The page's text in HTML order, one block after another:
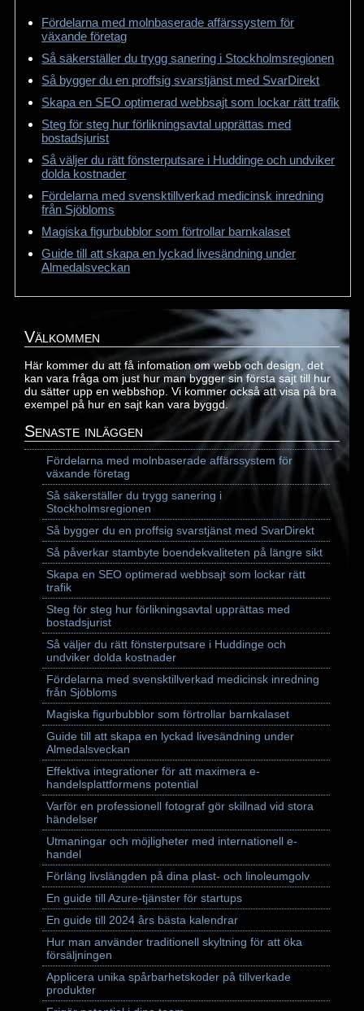
Fördelarna med molnbaserade affärssystem för
växande företag
Så säkerställer du trygg sanering i Stockholmsregionen
Så bygger du en proffsig svarstjänst med SvarDirekt
Skapa en SEO optimerad webbsajt som lockar rätt trafik
Steg för steg hur förlikningsavtal upprättas med
bostadsjurist
Så väljer du rätt fönsterputsare i Huddinge och undviker
dolda kostnader
Fördelarna med svensktillverkad medicinsk inredning
från Sjöbloms
Magiska figurbubblor som förtrollar barnkalaset
Guide till att skapa en lyckad livesändning under
Almedalsveckan
Välkommen
Här kommer du att få infomation om webb och design, det
kan vara fråga om just hur man bygger sin första sajt till hur
du sätter upp en webbshop. Vi kommer också att visa på bra
exempel på hur en sajt kan vara byggd.
Senaste inläggen
Fördelarna med molnbaserade affärssystem för
växande företag
Så säkerställer du trygg sanering i
Stockholmsregionen
Så bygger du en proffsig svarstjänst med SvarDirekt
Så påverkar stambyte boendekvaliteten på längre sikt
Skapa en SEO optimerad webbsajt som lockar rätt
trafik
Steg för steg hur förlikningsavtal upprättas med
bostadsjurist
Så väljer du rätt fönsterputsare i Huddinge och
undviker dolda kostnader
Fördelarna med svensktillverkad medicinsk inredning
från Sjöbloms
Magiska figurbubblor som förtrollar barnkalaset
Guide till att skapa en lyckad livesändning under
Almedalsveckan
Effektiva integrationer för att maximera e-
handelsplattformens potential
Varför en professionell fotograf gör skillnad vid stora
händelser
Utmaningar och möjligheter med internationell e-
handel
Förläng livslängden på dina plast- och linoleumgolv
En guide till Azure-tjänster för startups
En guide till 2024 års bästa kalendrar
Hur man använder traditionell skyltning för att öka
försäljningen
Applicera unika spårbarhetskoder på tillverkade
produkter